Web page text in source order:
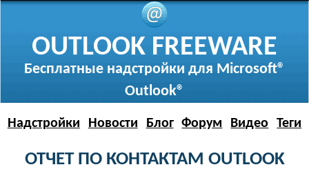
OUTLOOK FREEWARE
Бесплатные надстройки для Microsoft®
Outlook®
Надстройки Новости Блог Форум Видео Теги
ОТЧЕТ ПО КОНТАКТАМ OUTLOOK